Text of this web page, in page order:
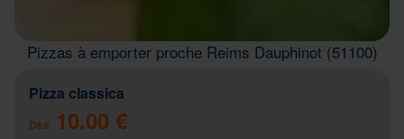
Pizzas à emporter proche Reims Dauphinot (51100)
Pizza classica
Dès 10.00 €